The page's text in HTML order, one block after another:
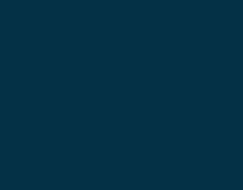
by rozwijać
dostarczanie
Twojej
Twoje dane (w tym
celu usprawnienia